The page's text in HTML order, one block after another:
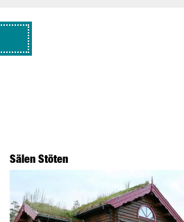
Sälen Stöten